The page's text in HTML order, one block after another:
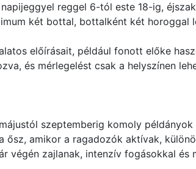
reggel 6-tól este 18-ig,
két bottal, bottalként két
előírásait, például fonott előke
és mérlegelést csak a helyszínen
szeptemberig komoly
ősz, amikor a ragadozók aktívak,
végén zajlanak, intenzív fogásokkal és